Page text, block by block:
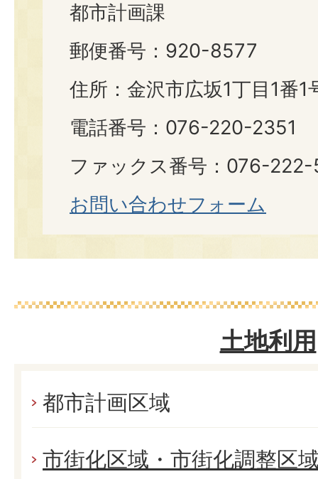
都市計画課
郵便番号：920-8577
住所：金沢市広坂1丁目1番1
電話番号：076-220-2351
ファックス番号：076-222-
お問い合わせフォーム
土地利用
都市計画区域
市街化区域・市街化調整区